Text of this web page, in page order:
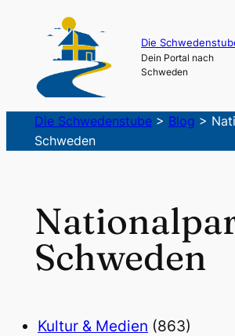
Die
Dein Portal nach
Schweden
Die Schwedenstube> Blog >
Schweden
Schweden
Kultur & Medien (863)